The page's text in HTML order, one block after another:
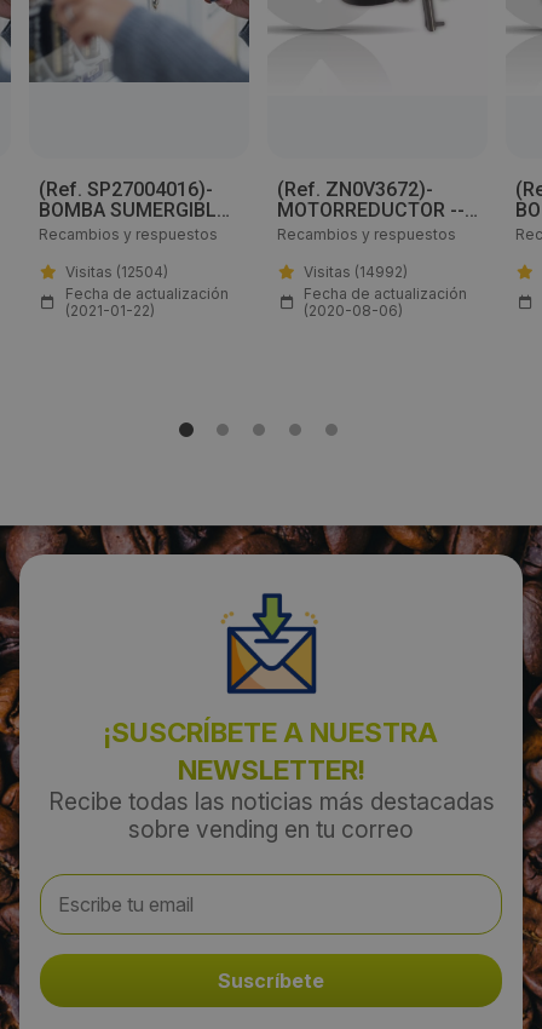
Email:
info@rhea-apliven.com
http://www.rhea-apliven.es
14868
(Ref. SP27004016)-
BOMBA SUMERGIBLE
24VDC. - desde 8,50€
Recambios y respuestos
Visitas (12504)
Fecha de actualización
(2021-01-22)
(Ref. ZN0V3672)-
MOTORREDUCTOR ---
desde 11€
Recambios y respuestos
Visitas (14992)
Fecha de actualización
(2020-08-06)
W
¡SUSCRÍBETE A NUESTRA
NEWSLETTER!
Recibe todas las noticias más destacadas
sobre vending en tu correo